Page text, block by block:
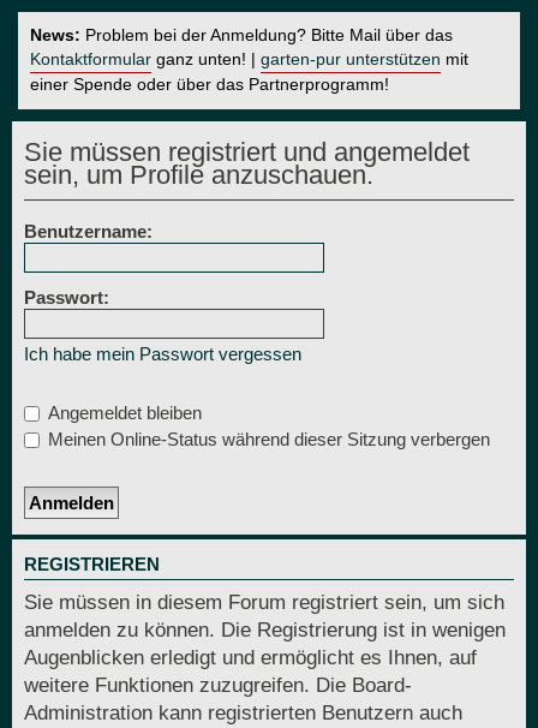
News: Problem bei der Anmeldung? Bitte Mail über das
Kontaktformular ganz unten! | garten-pur unterstützen mit
einer Spende oder über das Partnerprogramm!
Sie müssen registriert und angemeldet
sein, um Profile anzuschauen.
Benutzername:
Passwort:
Ich habe mein Passwort vergessen
Angemeldet bleiben
Meinen Online-Status während dieser Sitzung verbergen
REGISTRIEREN
Sie müssen in diesem Forum registriert sein, um sich
anmelden zu können. Die Registrierung ist in wenigen
Augenblicken erledigt und ermöglicht es Ihnen, auf
weitere Funktionen zuzugreifen. Die Board-
Administration kann registrierten Benutzern auch